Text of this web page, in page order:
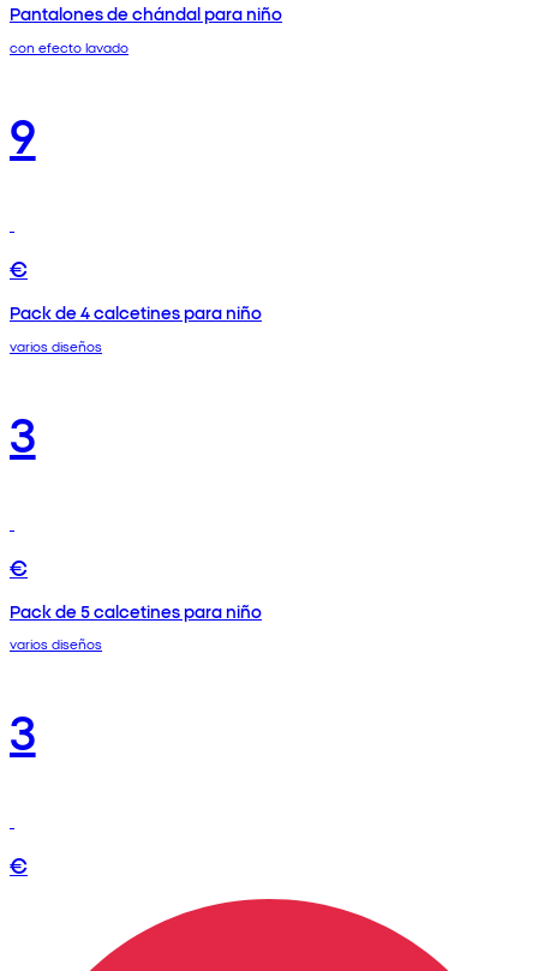
Pantalones de chándal para niño
con efecto lavado
9
€
Pack de 4 calcetines para niño
varios diseños
3
€
Pack de 5 calcetines para niño
varios diseños
3
€